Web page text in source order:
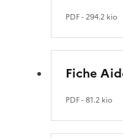
PDF- 294.2 kio
Fiche
PDF- 81.2 kio